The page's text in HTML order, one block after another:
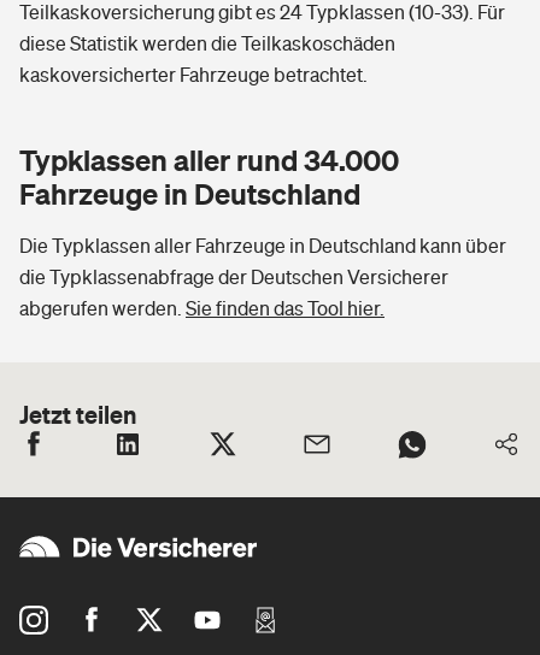
Teilkaskoversicherung gibt es 24 Typklassen (10-33). Für
diese Statistik werden die Teilkaskoschäden
kaskoversicherter Fahrzeuge betrachtet.
Typklassen aller rund 34.000
Fahrzeuge in Deutschland
Die Typklassen aller Fahrzeuge in Deutschland kann über
die Typklassenabfrage der Deutschen Versicherer
abgerufen werden. Sie finden das Tool hier.
Jetzt teilen